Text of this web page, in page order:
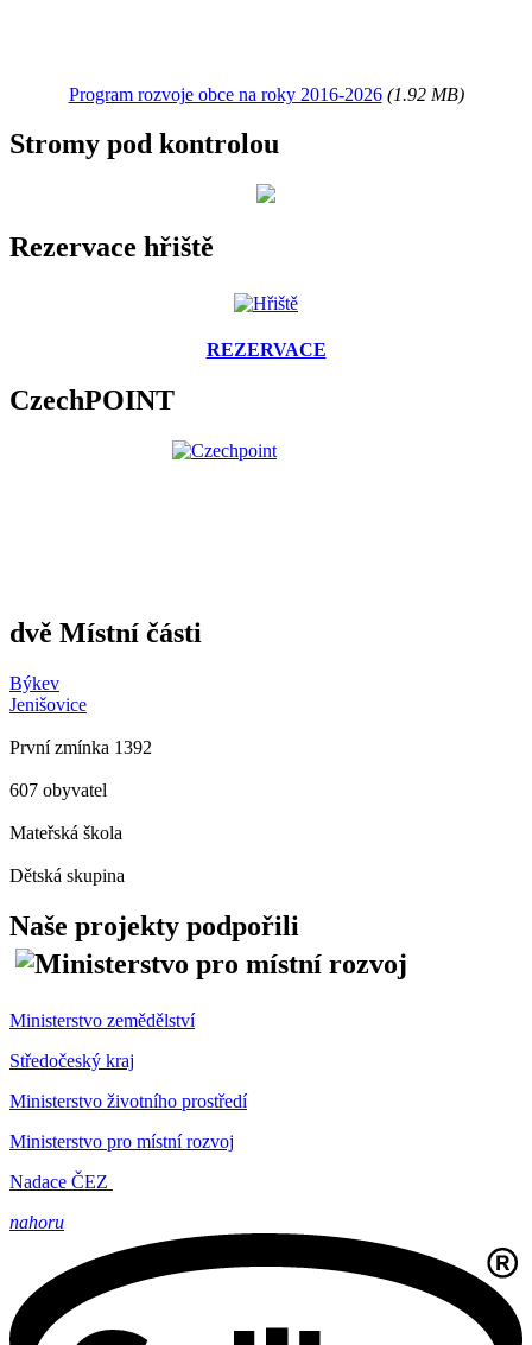
Program rozvoje obce na roky 2016-2026(1.92 MB)
Stromy pod kontrolou
Rezervace hřiště
REZERVACE
CzechPOINT
dvě Místní části
Býkev
Jenišovice
První zmínka 1392
607 obyvatel
Mateřská škola
Dětská skupina
Naše projekty podpořili
Ministerstvo zemědělství
Středočeský kraj
Ministerstvo životního prostředí
Ministerstvo pro místní rozvoj
Nadace ČEZ
nahoru